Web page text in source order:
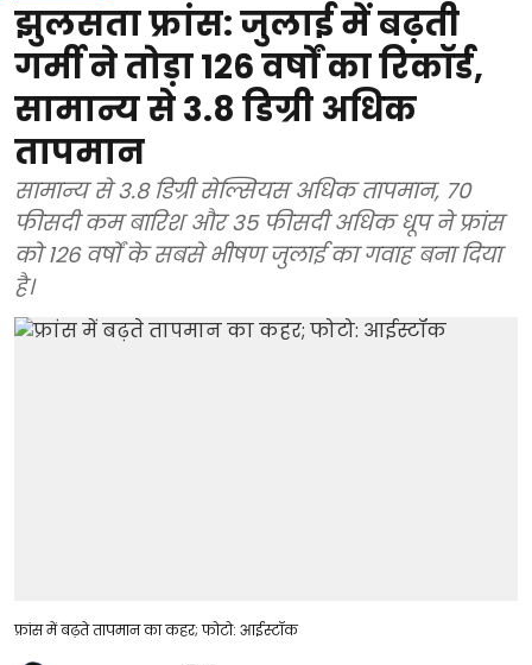
झुलसता फ्रांस: जुलाई में बढ़ती
गर्मी ने तोड़ा 126 वर्षों का रिकॉर्ड,
सामान्य से 3.8 डिग्री अधिक
तापमान
सामान्य से 3.8 डिग्री सेल्सियस अधिक तापमान, 70
फीसदी कम बारिश और 35 फीसदी अधिक धूप ने फ्रांस
को 126 वर्षों के सबसे भीषण जुलाई का गवाह बना दिया
है।
फ्रांस में बढ़ते तापमान का कहर; फोटो: आईस्टॉक